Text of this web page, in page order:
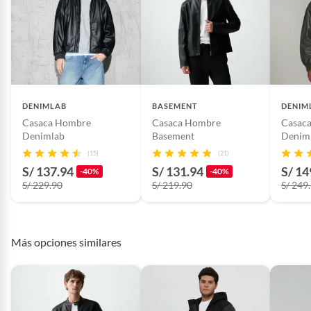
Baterías de auto.
Motocicletas y bicicletas motorizadas.
Licores y cigarros electrónicos.
DENIMLAB
Casaca Hombre
Denimlab
(15)
S/ 137.94 -40%
S/ 229.90
BASEMENT
Casaca Hombre
Basement
(21)
S/ 131.94 -40%
S/ 219.90
S/
S/
Más opciones similares